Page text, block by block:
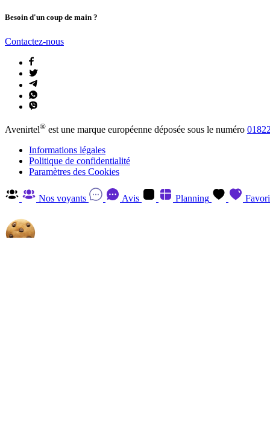
Besoin d'un coup de main ?
Contactez-nous
Avenirtel® est une marque européenne déposée sous le numéro
Informations légales
Politique de confidentialité
Paramètres des Cookies
Nos voyants Avis Planning